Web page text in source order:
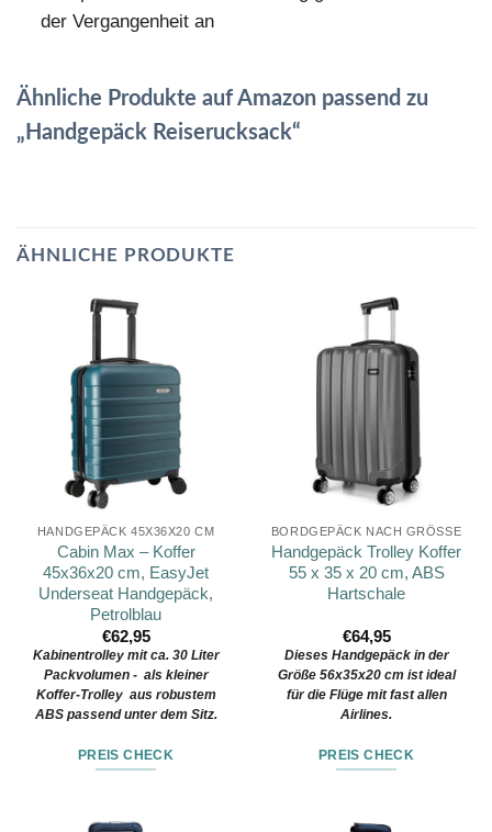
der Vergangenheit an
Ähnliche Produkte auf Amazon passend zu
„Handgepäck Reiserucksack“
ÄHNLICHE PRODUKTE
HANDGEPÄCK 45X36X20 CM
Cabin Max – Koffer
45x36x20 cm, EasyJet
Underseat Handgepäck,
Petrolblau
€62,95
Kabinentrolley mit ca. 30 Liter
Packvolumen - als kleiner
Koffer-Trolley aus robustem
ABS passend unter dem Sitz.
PREIS CHECK
BORDGEPÄCK NACH GRÖSSE
Handgepäck Trolley Koffer
55 x 35 x 20 cm, ABS
Hartschale
€64,95
Dieses Handgepäck in der
Größe 56x35x20 cm ist ideal
für die Flüge mit fast allen
Airlines.
PREIS CHECK